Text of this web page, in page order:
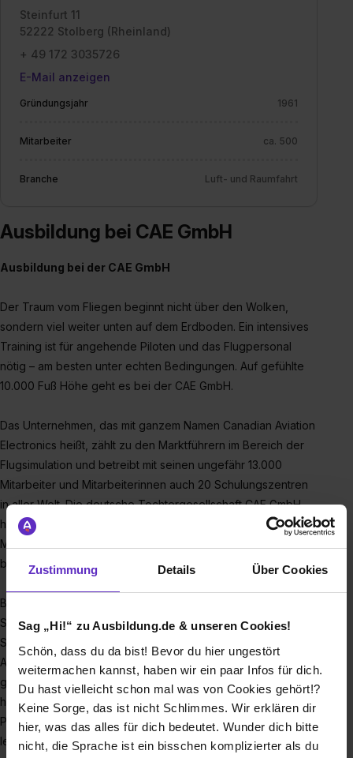
Zustimmung Details Über Cookies
Sag „Hi!“ zu Ausbildung.de & unseren Cookies!
Schön, dass du da bist! Bevor du hier ungestört
weitermachen kannst, haben wir ein paar Infos für dich.
Du hast vielleicht schon mal was von Cookies gehört!?
Keine Sorge, das ist nicht Schlimmes. Wir erklären dir
hier, was das alles für dich bedeutet. Wunder dich bitte
nicht, die Sprache ist ein bisschen komplizierter als du
Steinfurt 11
52222 Stolberg (Rheinland)
+ 49 172 3035726
E-Mail anzeigen
Gründungsjahr 1961
Mitarbeiter ca. 500
Branche Luft- und Raumfahrt
Ausbildung bei CAE GmbH
Ausbildung bei der CAE GmbH
Der Traum vom Fliegen beginnt nicht über den Wolken,
sondern viel weiter unten auf dem Erdboden. Ein intensives
Training ist für angehende Piloten und das Flugpersonal
nötig – am besten unter echten Bedingungen. Auf gefühlte
10.000 Fuß Höhe geht es bei der CAE GmbH.
Das Unternehmen, das mit ganzem Namen Canadian Aviation
Electronics heißt, zählt zu den Marktführern im Bereich der
Flugsimulation und betreibt mit seinen ungefähr 13.000
Mitarbeiter und Mitarbeiterinnen auch 20 Schulungszentren
in aller Welt. Die deutsche Tochtergesellschaft CAE GmbH
hat ihren Sitz in Stolberg und beschäftigt rund 500
Mitarbeiter und Mitarbeiterinnen – zu denen kannst auch du
bald gehören.
Bei der CAE GmbH hast du die Möglichkeit, ein Duales
Studium zum Mathematisch-Technischen
Softwareentwickler(m/w/d) machen. Dafür brauchst du
Abitur, solltest Mathe als LK belegt und dort gute Noten
geschrieben haben. Auch gute Physik- und Englischnoten
helfen dir bei deiner Bewerbung und Spaß am
Programmieren wird vorausgesetzt. In deiner Ausbildung
lernst du dann das Analysieren und Lösen von Problemen –